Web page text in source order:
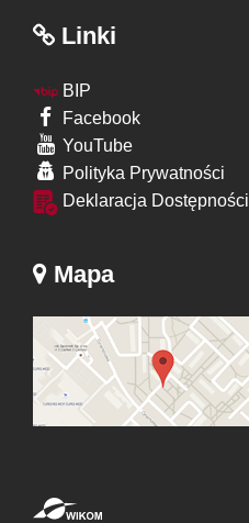
Linki
BIP
Facebook
YouTube
Polityka Prywatności
Deklaracja Dostępności
Mapa